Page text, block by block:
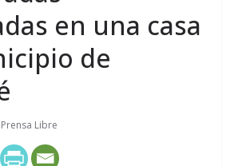
en una casa
de
Prensa Libre